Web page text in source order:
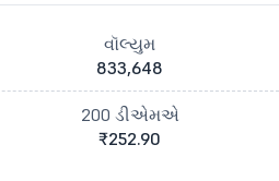
વૉલ્યુમ
833,648
200 ડીએમએ
₹252.90